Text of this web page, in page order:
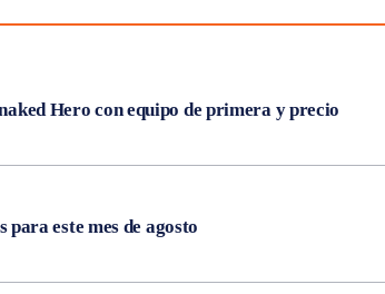
Hero con equipo de primera y precio
este mes de agosto